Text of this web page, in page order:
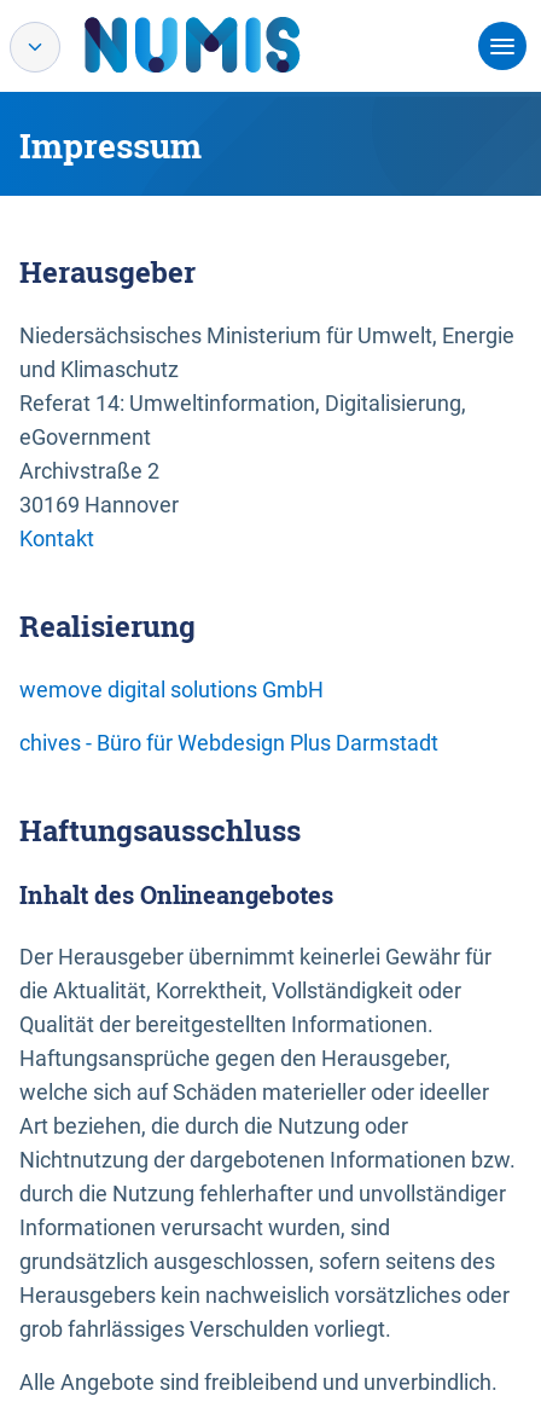
Impressum
Herausgeber
Niedersächsisches Ministerium für Umwelt, Energie
und Klimaschutz
Referat 14: Umweltinformation, Digitalisierung,
eGovernment
Archivstraße 2
30169 Hannover
Kontakt
Realisierung
wemove digital solutions GmbH
chives - Büro für Webdesign Plus Darmstadt
Haftungsausschluss
Inhalt des Onlineangebotes
Der Herausgeber übernimmt keinerlei Gewähr für
die Aktualität, Korrektheit, Vollständigkeit oder
Qualität der bereitgestellten Informationen.
Haftungsansprüche gegen den Herausgeber,
welche sich auf Schäden materieller oder ideeller
Art beziehen, die durch die Nutzung oder
Nichtnutzung der dargebotenen Informationen bzw.
durch die Nutzung fehlerhafter und unvollständiger
Informationen verursacht wurden, sind
grundsätzlich ausgeschlossen, sofern seitens des
Herausgebers kein nachweislich vorsätzliches oder
grob fahrlässiges Verschulden vorliegt.
Alle Angebote sind freibleibend und unverbindlich.